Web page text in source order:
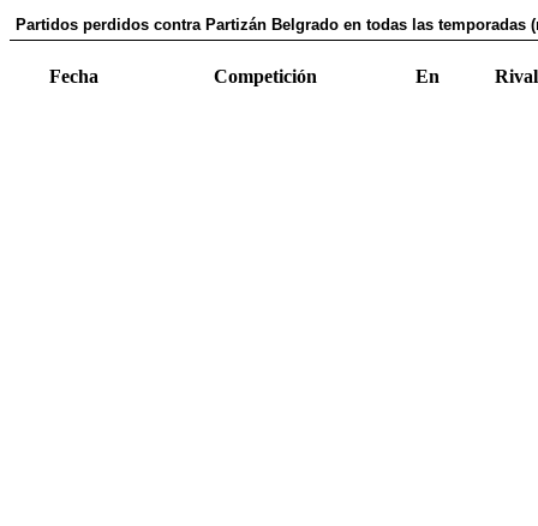
Partidos perdidos contra Partizán Belgrado en todas las temporadas
Fecha Competición En Rival